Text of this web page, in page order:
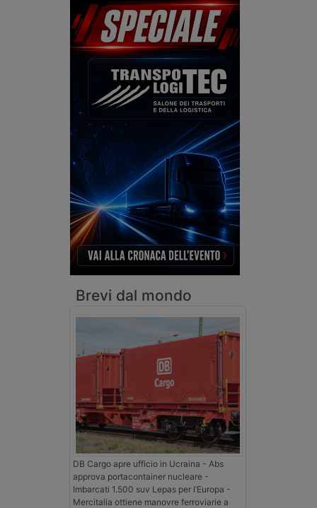
Brevi dal mondo
DB Cargo apre ufficio in Ucraina - Abs
approva portacontainer nucleare -
Imbarcati 1.500 suv Lepas per l’Europa -
Mercitalia ottiene manovre ferroviarie a